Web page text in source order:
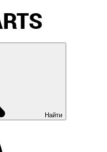
Найти